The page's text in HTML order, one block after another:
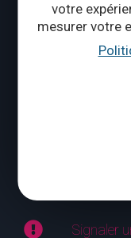
votre
mesurer votre
Espace
Espace
Signaler